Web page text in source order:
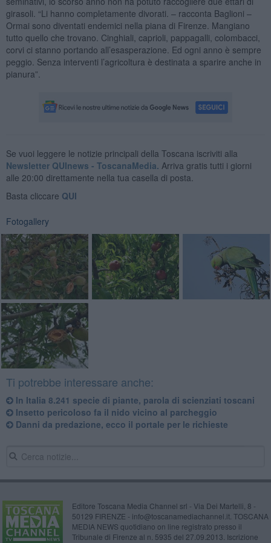
girasoli. “Li hanno completamente divorati. – racconta Baglioni –
Ormai sono diventati endemici nella piana di Firenze. Mangiano
tutto quello che trovano. Cinghiali, caprioli, pappagalli, colombacci,
corvi ci stanno portando all’esasperazione. Ed ogni anno è sempre
peggio. Senza interventi l’agricoltura è destinata a sparire anche in
pianura”.
Se vuoi leggere le notizie principali della Toscana iscriviti alla
Newsletter QUInews - ToscanaMedia. Arriva gratis tutti i giorni
alle 20:00 direttamente nella tua casella di posta.
Basta cliccare QUI
Fotogallery
Ti potrebbe interessare anche:
In Italia 8.241 specie di piante, parola di scienziati toscani
Insetto pericoloso fa il nido vicino al parcheggio
Danni da predazione, ecco il portale per le richieste
Editore Toscana Media Channel srl - Via Dei Martelli, 8 -
50129 FIRENZE - info@toscanamediachannel.it. TOSCANA
MEDIA NEWS quotidiano on line registrato presso il
Tribunale di Firenze al n. 5935 del 27.09.2013. Iscrizione